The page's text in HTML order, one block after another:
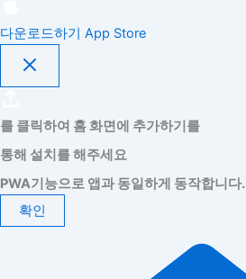
다운로드하기 App Store
를 클릭하여 홈 화면에 추가하기를
통해 설치를 해주세요
PWA기능으로 앱과 동일하게 동작합니다.
확인